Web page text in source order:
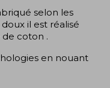
selon les
il est réalisé
coton .
en nouant